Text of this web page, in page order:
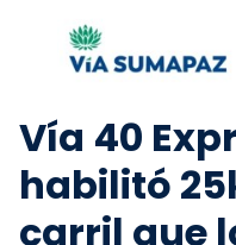
Vía 40
habilitó
carril que